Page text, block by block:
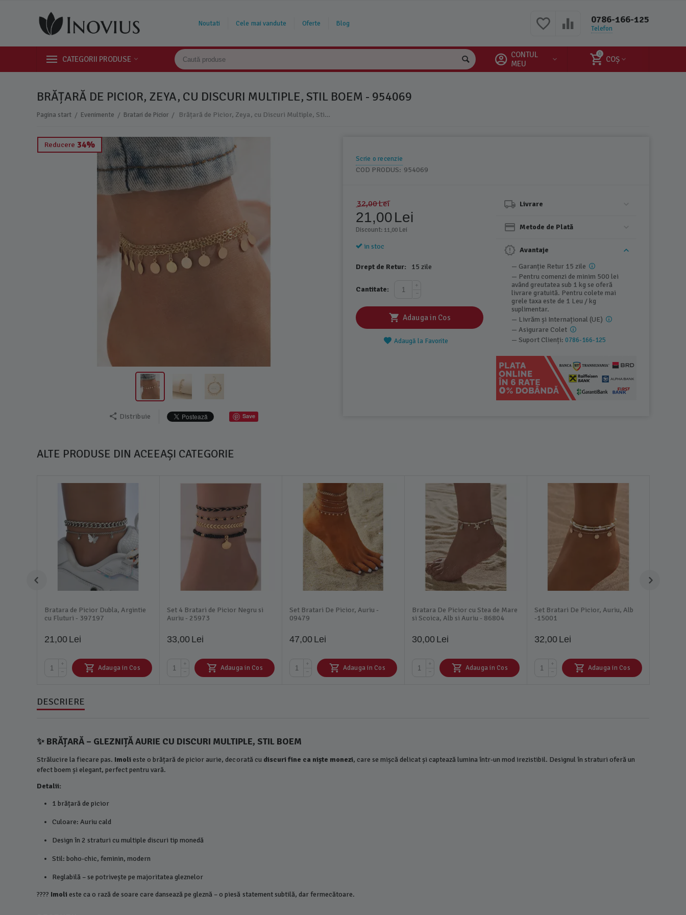
Noutati Cele mai vandute Oferte Blog 0786-166-125
Telefon
CATEGORII PRODUSE
0
COȘ
CONTUL
MEU
BRĂȚARĂ DE PICIOR, ZEYA, CU DISCURI MULTIPLE, STIL BOEM - 954069
Pagina start / Evenimente / Bratari de Picior / Brățară de Picior, Zeya, cu Discuri Multiple, Stil Boem - 954069
Reducere 34%
Distribuie Save
Scrie o recenzie
COD PRODUS: 954069
32,00Lei
21,00Lei
Discount: 11,00 Lei
in stoc
Drept de Retur: 15 zile
Cantitate:
+
−
Adauga in Cos
Adaugă la Favorite
Livrare
Metode de Plată
Avantaje
— Garanție Retur 15 zile
— Pentru comenzi de minim 500 lei
având greutatea sub 1 kg se oferă
livrare gratuită. Pentru colete mai
grele taxa este de 1 Leu / kg
suplimentar.
— Livrăm și Internațional (UE)
— Asigurare Colet
— Suport Clienți:0786-166-125
ALTE PRODUSE DIN ACEEAȘI CATEGORIE
Bratara de Picior Dubla, Argintie
cu Fluturi - 397197
21,00 Lei
+
−
Adauga in Cos
Set 4 Bratari de Picior Negru si
Auriu - 25973
33,00 Lei
+
−
Adauga in Cos
Set Bratari De Picior, Auriu -
09479
47,00 Lei
+
−
Adauga in Cos
Bratara De Picior cu Stea de Mare
si Scoica, Alb si Auriu - 86804
30,00 Lei
+
−
Adauga in Cos
Set Bratari De Picior, Auriu, Alb
-15001
32,00 Lei
+
−
Adauga in Cos
DESCRIERE
✨ BRĂȚARĂ – GLEZNIȚĂ AURIE CU DISCURI MULTIPLE, STIL BOEM
Strălucire la fiecare pas. Imoli este o brățară de picior aurie, decorată cu discuri fine ca niște monezi, care se mișcă delicat și captează lumina într-un mod irezistibil. Designul în straturi oferă un
efect boem și elegant, perfect pentru vară.
Detalii:
1 brățară de picior
Culoare: Auriu cald
Design în 2 straturi cu multiple discuri tip monedă
Stil: boho-chic, feminin, modern
Reglabilă – se potrivește pe majoritatea gleznelor
???? Imoli este ca o rază de soare care dansează pe gleznă – o piesă statement subtilă, dar fermecătoare.